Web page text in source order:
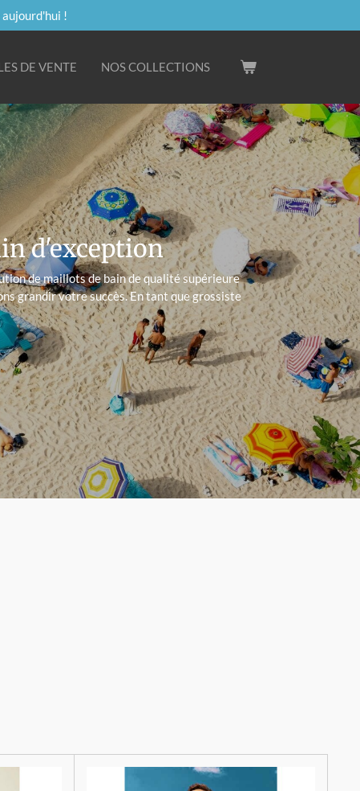
!
DE VENTE NOS COLLECTIONS
d'exception
de maillots de bain de qualité supérieure
grandir votre succès. En tant que grossiste